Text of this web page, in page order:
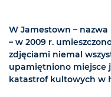
W Jamestown –
– w 2009 r.
zdjęciami niemal
upamiętniono miejsce
katastrof kultowych w